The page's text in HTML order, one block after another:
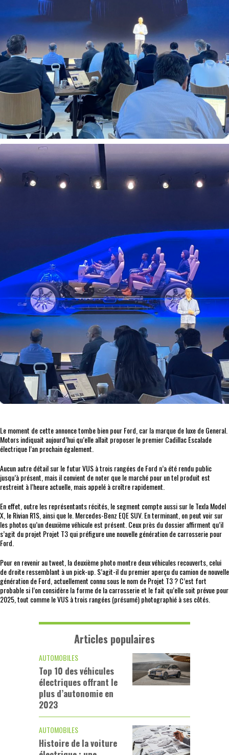
Le moment de cette annonce tombe bien pour Ford, car la marque de luxe de General.
Motors indiquait aujourd’hui qu’elle allait proposer le premier Cadillac Escalade
électrique l’an prochain également.
Aucun autre détail sur le futur VUS à trois rangées de Ford n’a été rendu public
jusqu’à présent, mais il convient de noter que le marché pour un tel produit est
restreint à l’heure actuelle, mais appelé à croître rapidement.
En effet, outre les représentants récités, le segment compte aussi sur le Texla Model
X, le Rivian R1S, ainsi que le. Mercedes-Benz EQE SUV. En terminant, on peut voir sur
les photos qu’un deuxième véhicule est présent. Ceux près du dossier affirment qu’il
s’agit du projet Projet T3 qui préfigure une nouvelle génération de carrosserie pour
Ford.
Pour en revenir au tweet, la deuxième photo montre deux véhicules recouverts, celui
de droite ressemblant à un pick-up. S’agit-il du premier aperçu du camion de nouvelle
génération de Ford, actuellement connu sous le nom de Projet T3 ? C’est fort
probable si l’on considère la forme de la carrosserie et le fait qu’elle soit prévue pour
2025, tout comme le VUS à trois rangées (présumé) photographié à ses côtés.
Articles populaires
AUTOMOBILES
Top 10 des véhicules
électriques offrant le
plus d’autonomie en
2023
AUTOMOBILES
Histoire de la voiture